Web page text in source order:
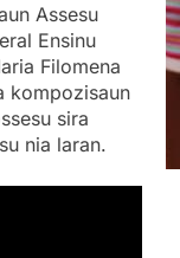
Assesu
Ensinu
Filomena
kompozisaun
sira
nia laran.